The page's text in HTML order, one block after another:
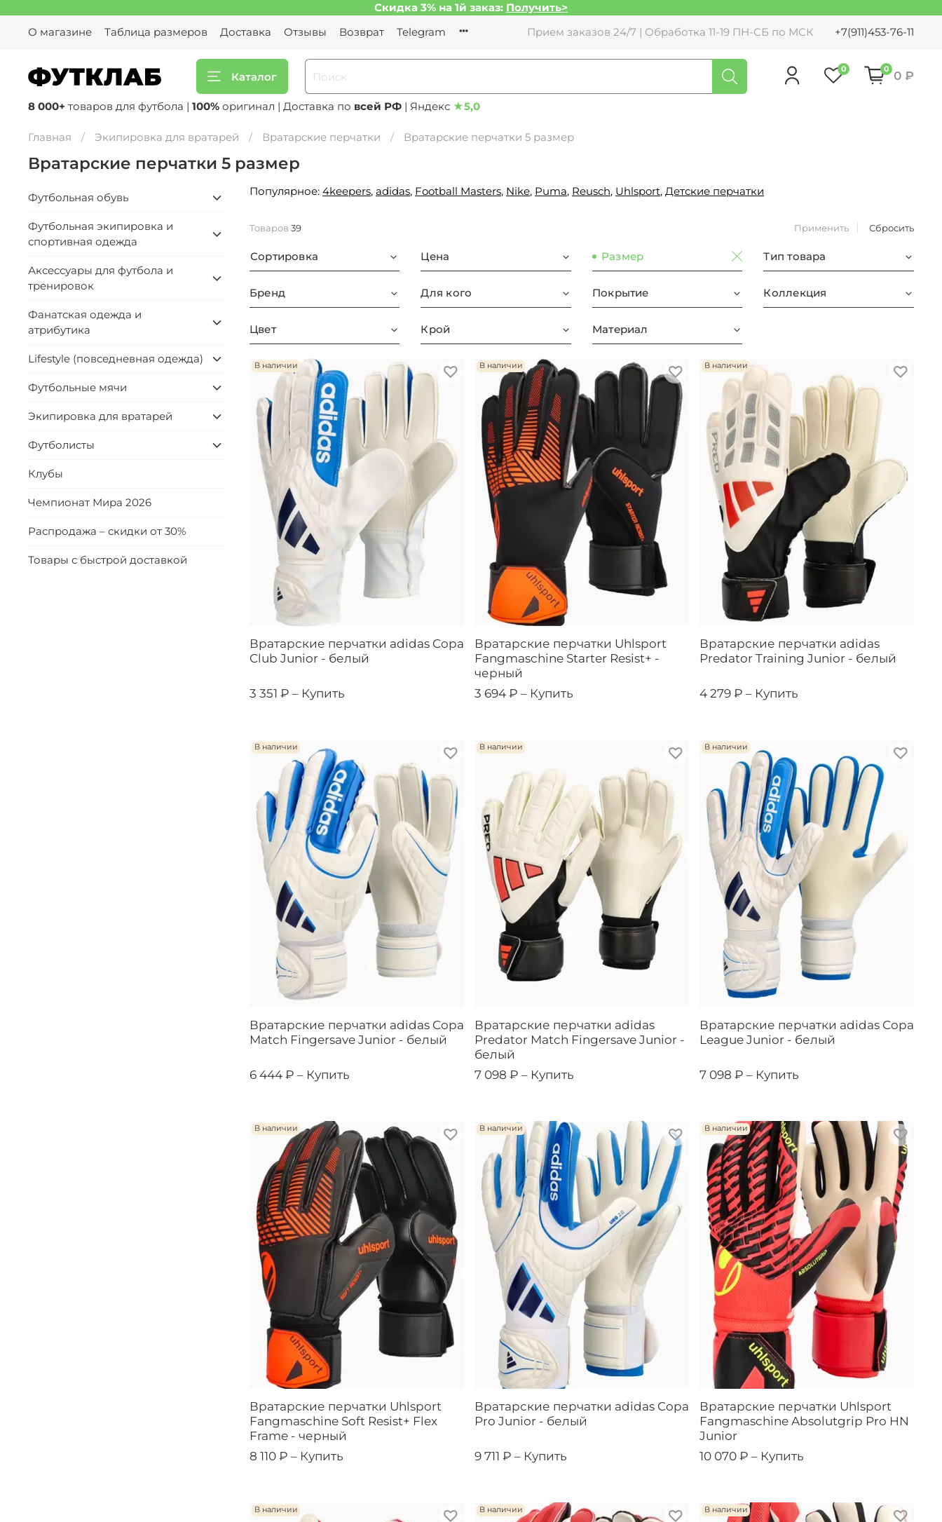
Скидка 3% на 1й заказ: Получить>
О магазине
Таблица размеров Доставка Отзывы Возврат Telegram Прием заказов 24/7 | Обработка 11-19 ПН-СБ по МСК +7(911)453-76-11
Каталог
0 0 0 ₽
8 000+ товаров для футбола | 100% оригинал | Доставка по всей РФ | Яндекс ★5,0
Главная Экипировка для вратарей Вратарские перчатки Вратарские перчатки 5 размер
Вратарские перчатки 5 размер
Популярное: 4keepers, adidas, Football Masters, Nike, Puma, Reusch, Uhlsport, Детские перчатки
Товаров 39 Применить Сбросить
Сортировка Цена Размер Тип товара
Бренд Для кого Покрытие Коллекция
Цвет Крой Материал
В наличии
Вратарские перчатки adidas Copa
Club Junior - белый
3 351 ₽ – Купить
В наличии
Вратарские перчатки Uhlsport
Fangmaschine Starter Resist+ -
черный
3 694 ₽ – Купить
В наличии
Вратарские перчатки adidas
Predator Training Junior - белый
4 279 ₽ – Купить
В наличии
Вратарские перчатки adidas Copa
Match Fingersave Junior - белый
6 444 ₽ – Купить
В наличии
Вратарские перчатки adidas
Predator Match Fingersave Junior -
белый
7 098 ₽ – Купить
В наличии
Вратарские перчатки adidas Copa
League Junior - белый
7 098 ₽ – Купить
В наличии
Вратарские перчатки Uhlsport
Fangmaschine Soft Resist+ Flex
Frame - черный
8 110 ₽ – Купить
В наличии
Вратарские перчатки adidas Copa
Pro Junior - белый
9 711 ₽ – Купить
В наличии
Вратарские перчатки Uhlsport
Fangmaschine Absolutgrip Pro HN
Junior
10 070 ₽ – Купить
В наличии В наличии В наличии
Футбольная обувь
Футбольная экипировка и
спортивная одежда
Аксессуары для футбола и
тренировок
Фанатская одежда и
атрибутика
Lifestyle (повседневная одежда)
Футбольные мячи
Экипировка для вратарей
Футболисты
Клубы
Чемпионат Мира 2026
Распродажа – скидки от 30%
Товары с быстрой доставкой